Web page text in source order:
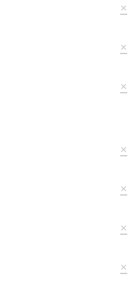
×
×
×
×
×
×
×